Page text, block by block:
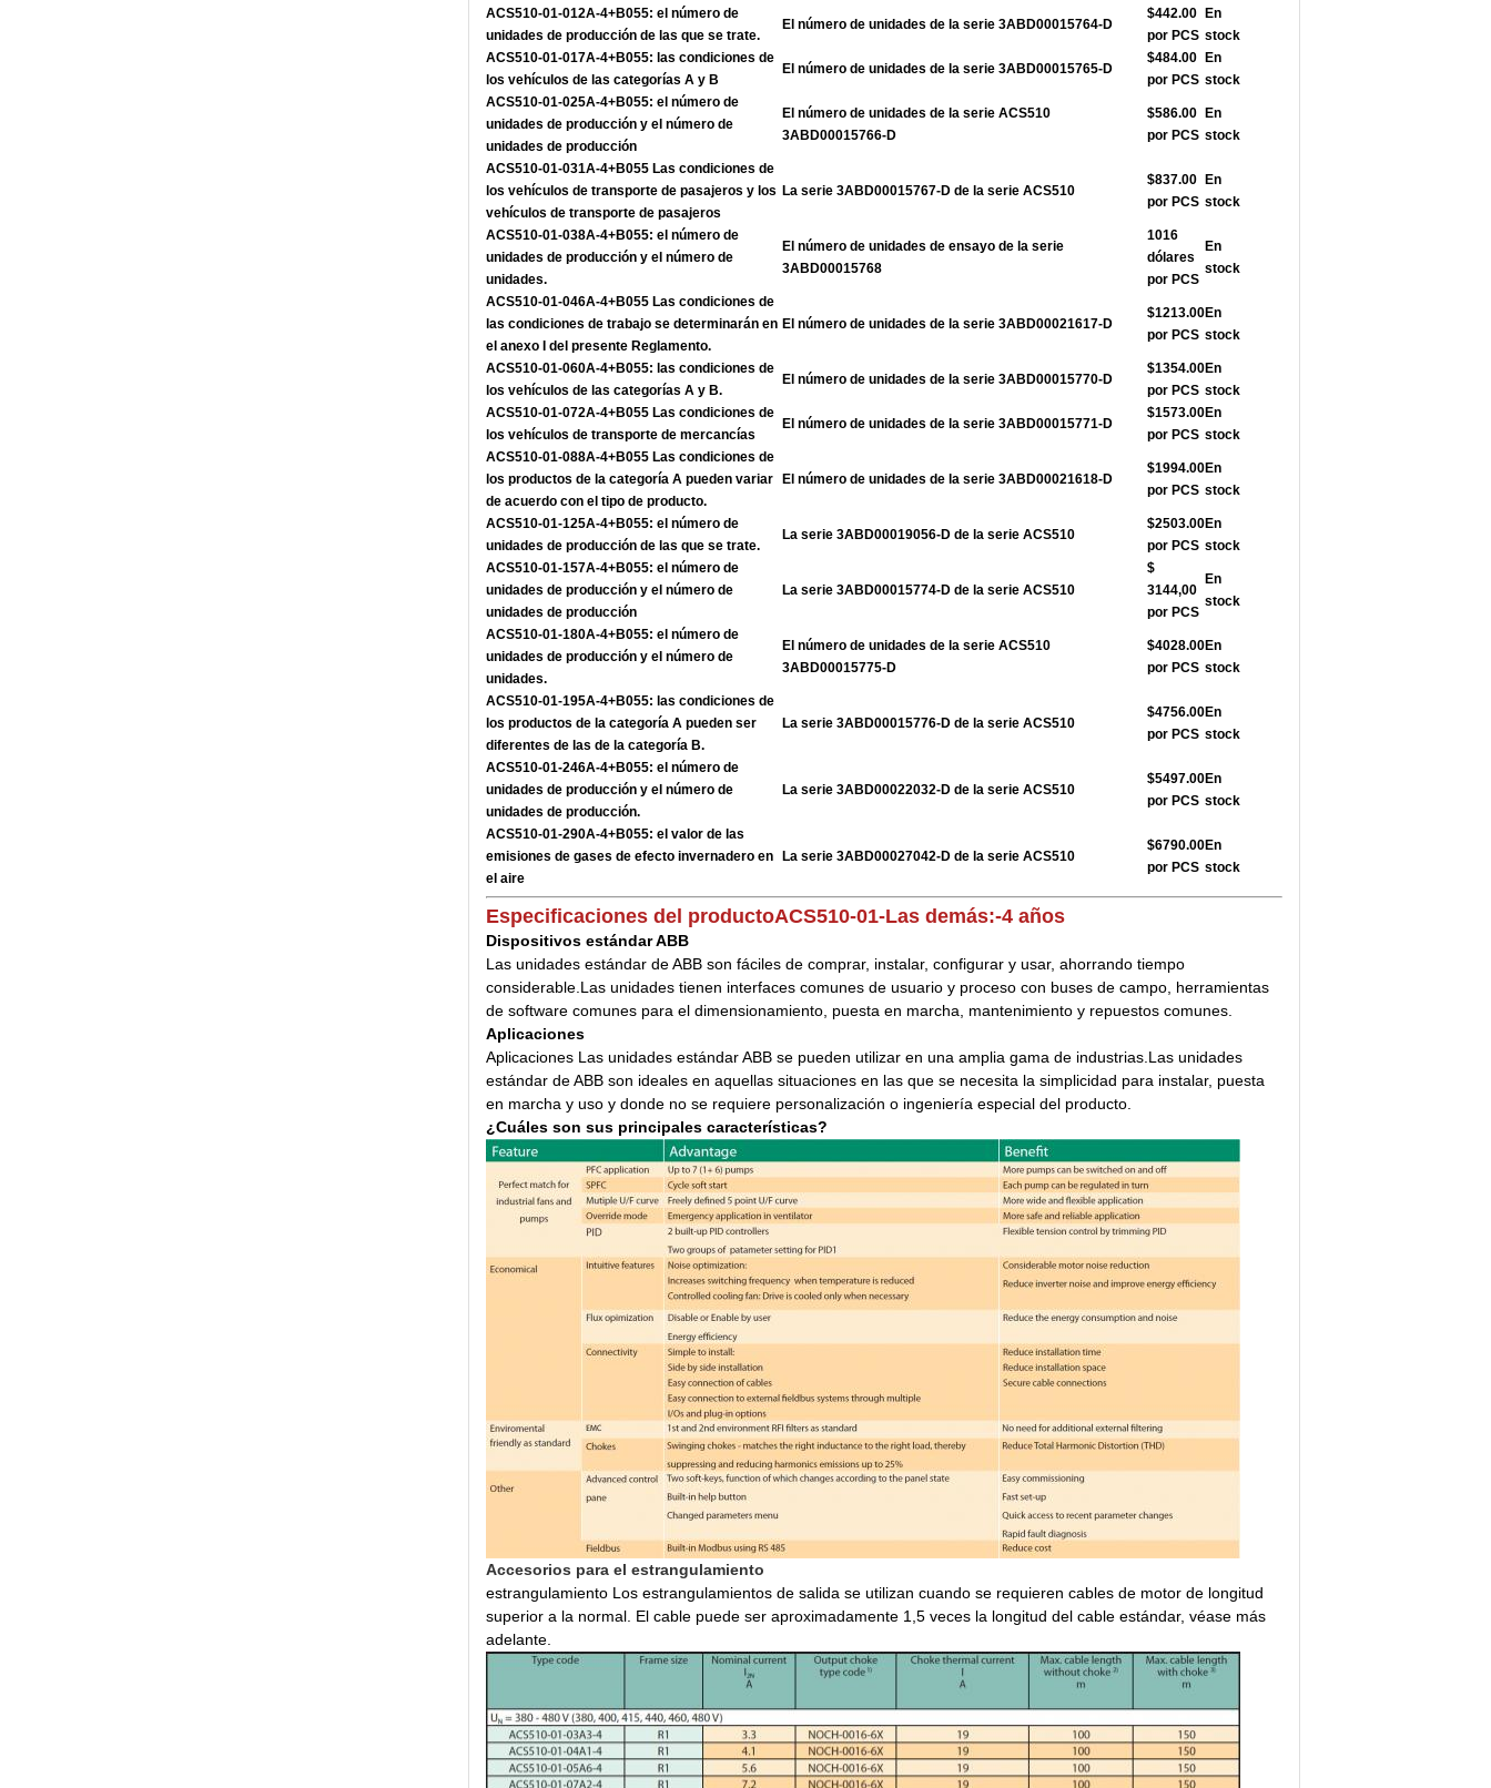
ACS510-01-012A-4+B055: el número de
unidades de producción de las que se trate.
El número de unidades de la serie 3ABD00015764-D
$442.00
por PCS
En
stock
ACS510-01-017A-4+B055: las condiciones de
los vehículos de las categorías A y B
El número de unidades de la serie 3ABD00015765-D
$484.00
por PCS
En
stock
ACS510-01-025A-4+B055: el número de
unidades de producción y el número de
unidades de producción
El número de unidades de la serie ACS510
3ABD00015766-D
$586.00
por PCS
En
stock
ACS510-01-031A-4+B055 Las condiciones de
los vehículos de transporte de pasajeros y los
vehículos de transporte de pasajeros
La serie 3ABD00015767-D de la serie ACS510
$837.00
por PCS
En
stock
ACS510-01-038A-4+B055: el número de
unidades de producción y el número de
unidades.
El número de unidades de ensayo de la serie
3ABD00015768
1016
dólares
por PCS
En
stock
ACS510-01-046A-4+B055 Las condiciones de
las condiciones de trabajo se determinarán en
el anexo I del presente Reglamento.
El número de unidades de la serie 3ABD00021617-D
$1213.00
por PCS
En
stock
ACS510-01-060A-4+B055: las condiciones de
los vehículos de las categorías A y B.
El número de unidades de la serie 3ABD00015770-D
$1354.00
por PCS
En
stock
ACS510-01-072A-4+B055 Las condiciones de
los vehículos de transporte de mercancías
El número de unidades de la serie 3ABD00015771-D
$1573.00
por PCS
En
stock
ACS510-01-088A-4+B055 Las condiciones de
los productos de la categoría A pueden variar
de acuerdo con el tipo de producto.
El número de unidades de la serie 3ABD00021618-D
$1994.00
por PCS
En
stock
ACS510-01-125A-4+B055: el número de
unidades de producción de las que se trate.
La serie 3ABD00019056-D de la serie ACS510
$2503.00
por PCS
En
stock
ACS510-01-157A-4+B055: el número de
unidades de producción y el número de
unidades de producción
La serie 3ABD00015774-D de la serie ACS510
$
3144,00
por PCS
En
stock
ACS510-01-180A-4+B055: el número de
unidades de producción y el número de
unidades.
El número de unidades de la serie ACS510
3ABD00015775-D
$4028.00
por PCS
En
stock
ACS510-01-195A-4+B055: las condiciones de
los productos de la categoría A pueden ser
diferentes de las de la categoría B.
La serie 3ABD00015776-D de la serie ACS510
$4756.00
por PCS
En
stock
ACS510-01-246A-4+B055: el número de
unidades de producción y el número de
unidades de producción.
La serie 3ABD00022032-D de la serie ACS510
$5497.00
por PCS
En
stock
ACS510-01-290A-4+B055: el valor de las
emisiones de gases de efecto invernadero en
el aire
La serie 3ABD00027042-D de la serie ACS510
$6790.00
por PCS
En
stock
Especificaciones del productoACS510-01-Las demás:-4 años
Dispositivos estándar ABB
Las unidades estándar de ABB son fáciles de comprar, instalar, configurar y usar, ahorrando tiempo
considerable.Las unidades tienen interfaces comunes de usuario y proceso con buses de campo, herramientas
de software comunes para el dimensionamiento, puesta en marcha, mantenimiento y repuestos comunes.
Aplicaciones
Aplicaciones Las unidades estándar ABB se pueden utilizar en una amplia gama de industrias.Las unidades
estándar de ABB son ideales en aquellas situaciones en las que se necesita la simplicidad para instalar, puesta
en marcha y uso y donde no se requiere personalización o ingeniería especial del producto.
¿Cuáles son sus principales características?
Accesorios para el estrangulamiento
estrangulamiento Los estrangulamientos de salida se utilizan cuando se requieren cables de motor de longitud
superior a la normal. El cable puede ser aproximadamente 1,5 veces la longitud del cable estándar, véase más
adelante.